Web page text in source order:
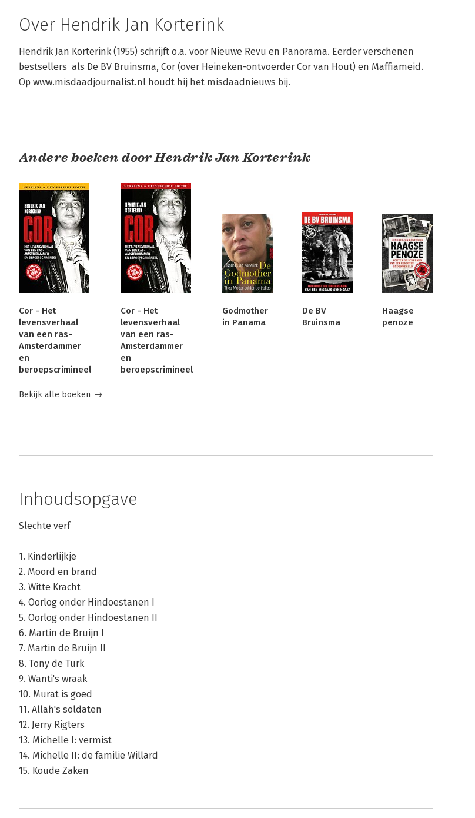
Over Hendrik Jan Korterink
Hendrik Jan Korterink (1955) schrijft o.a. voor Nieuwe Revu en Panorama. Eerder verschenen
bestsellers  als De BV Bruinsma, Cor (over Heineken-ontvoerder Cor van Hout) en Maffiameid.
Op www.misdaadjournalist.nl houdt hij het misdaadnieuws bij.
Andere boeken door Hendrik Jan Korterink
Cor - Het
levensverhaal
van een ras-
Amsterdammer
en
beroepscrimineel
Cor - Het
levensverhaal
van een ras-
Amsterdammer
en
beroepscrimineel
Godmother
in Panama
De BV
Bruinsma
Haagse
penoze
Bekijk alle boeken
Inhoudsopgave
Slechte verf
1. Kinderlijkje
2. Moord en brand
3. Witte Kracht
4. Oorlog onder Hindoestanen I
5. Oorlog onder Hindoestanen II
6. Martin de Bruijn I
7. Martin de Bruijn II
8. Tony de Turk
9. Wanti's wraak
10. Murat is goed
11. Allah's soldaten
12. Jerry Rigters
13. Michelle I: vermist
14. Michelle II: de familie Willard
15. Koude Zaken